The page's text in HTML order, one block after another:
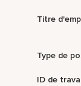
Titre
Type de
ID de